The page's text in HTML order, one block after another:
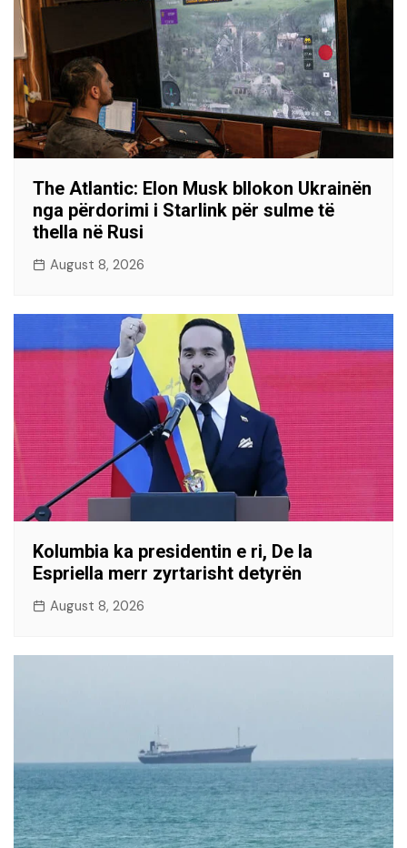
The Atlantic: Elon Musk bllokon Ukrainën
nga përdorimi i Starlink për sulme të
thella në Rusi
August 8, 2026
Kolumbia ka presidentin e ri, De la
Espriella merr zyrtarisht detyrën
August 8, 2026